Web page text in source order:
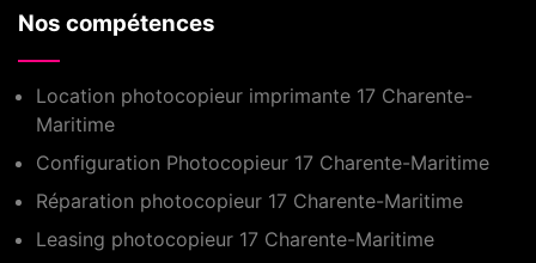
Nos compétences
Location photocopieur imprimante 17 Charente-
Maritime
Configuration Photocopieur 17 Charente-Maritime
Réparation photocopieur 17 Charente-Maritime
Leasing photocopieur 17 Charente-Maritime